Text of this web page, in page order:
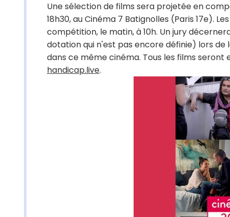
Une sélection de films sera projetée en
18h30, au Cinéma 7 Batignolles (Paris 17e).
compétition, le matin, à 10h. Un jury
dotation qui n'est pas encore définie) lors de
dans ce même cinéma. Tous les films seront
handicap.live.